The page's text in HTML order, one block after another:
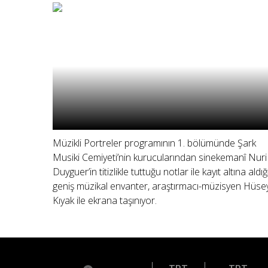
Müzikli Portreler programının 1. bölümünde Şark
Musiki Cemiyeti’nin kurucularından sinekemanî Nuri
Duyguer’in titizlikle tuttuğu notlar ile kayıt altına aldığı
geniş müzikal envanter, araştırmacı-müzisyen
Kıyak ile ekrana taşınıyor.